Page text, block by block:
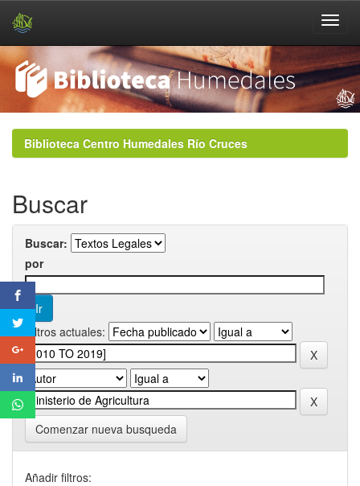
navigationBiblioteca Centro Humedales Río Cruces
Buscar
Buscar:
por
Filtros actuales:
Comenzar nueva busqueda
Añadir filtros: